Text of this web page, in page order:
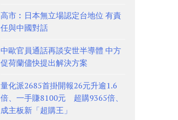
高市︰日本無立場認定台地位 有責
任與中國對話
中歐官員通話再談安世半導體 中方
促荷蘭儘快提出解決方案
量化派2685首掛開報26元升逾1.6
倍、一手賺8100元 超購9365倍、
成主板新「超購王」